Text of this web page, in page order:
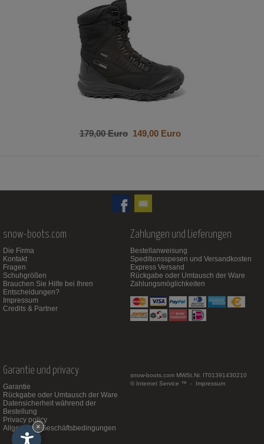
179,00 Euro149,00 Euro
snow-boots.com
Die Firma
Kontakt
Fragen
Schuhgrößen
Brauchen Sie Hilfe bei Ihren
Entscheidungen?
Impressum
Credits & Partner
Zahlungen und Lieferungen
Bestellanweisung
Speditionsspesen und Versandkosten
Express Versand
Rückgabe oder Umtausch der Ware
Zahlungsmöglichkeiten
Garantie und privacy
Garantie
Rückgabe oder Umtausch der Ware
Datensicherheit während der
Bestellung
Privacy policy
Allgemeine Geschäftsbedingungen
snow-boots.com MWSt.Nr. IT01391430210
© Internet Service ™ - Impressum
×